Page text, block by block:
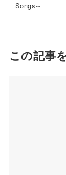
Songs～
この記事